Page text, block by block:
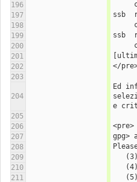
196
197
ssb
198
199
ssb
200
201
202
</
203
204
Ed
e
205
206
<pre>
207
gpg>
208
209
210
211